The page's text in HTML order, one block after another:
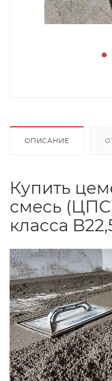
ОПИСАНИЕ
Купить
смесь
класса